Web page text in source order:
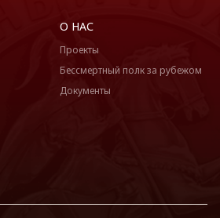
О НАС
Проекты
Бессмертный полк за рубежом
Документы